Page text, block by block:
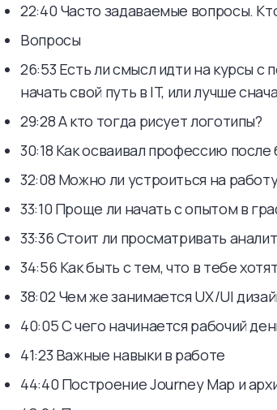
22:40 Часто задаваемые вопросы.
Вопросы
26:53 Есть ли смысл идти на курсы
начать свой путь в IT, или лучше
29:28 А кто тогда рисует логотипы?
30:18 Как осваивал профессию после
32:08 Можно ли устроиться на
33:10 Проще ли начать с опытом в
33:36 Стоит ли просматривать
34:56 Как быть с тем, что в тебе
38:02 Чем же занимается UX/UI
40:05 С чего начинается рабочий
41:23 Важные навыки в работе
44:40 Построение Journey Map и